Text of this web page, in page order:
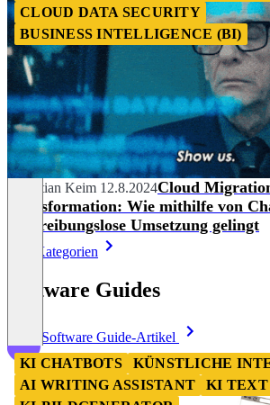
CLOUD DATA SECURITY
BUSINESS INTELLIGENCE (BI)
Sebastian Keim 12.8.2024Cloud
Transformation: Wie mithilfe von
eine reibungslose Umsetzung gelingt
Alle Kategorien
Software Guides
Mehr Software Guide-Artikel
KI CHATBOTS
KÜNSTLICHE
AI WRITING ASSISTANT
KI TEXT